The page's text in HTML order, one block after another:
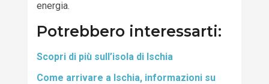
energia.
Potrebbero interessarti:
Scopri di più sull’isola di Ischia
Come arrivare a Ischia, informazioni su